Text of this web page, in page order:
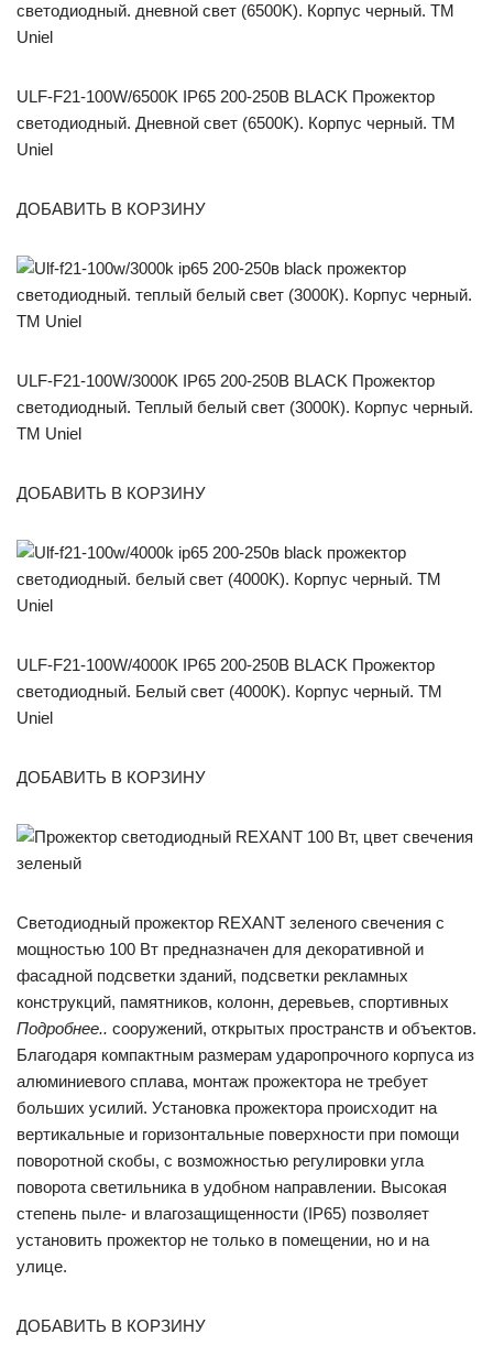
ULF-F21-100W/6500K IP65 200-250В BLACK Прожектор
светодиодный. Дневной свет (6500K). Корпус черный. TM
Uniel
ДОБАВИТЬ В КОРЗИНУ
ULF-F21-100W/3000K IP65 200-250В BLACK Прожектор
светодиодный. Теплый белый свет (3000К). Корпус черный.
TM Uniel
ДОБАВИТЬ В КОРЗИНУ
ULF-F21-100W/4000K IP65 200-250В BLACK Прожектор
светодиодный. Белый свет (4000K). Корпус черный. TM
Uniel
ДОБАВИТЬ В КОРЗИНУ
Светодиодный прожектор REXANT зеленого свечения с
мощностью 100 Вт предназначен для декоративной и
фасадной подсветки зданий, подсветки рекламных
конструкций, памятников, колонн, деревьев, спортивных
Подробнее.. сооружений, открытых пространств и объектов.
Благодаря компактным размерам ударопрочного корпуса из
алюминиевого сплава, монтаж прожектора не требует
больших усилий. Установка прожектора происходит на
вертикальные и горизонтальные поверхности при помощи
поворотной скобы, с возможностью регулировки угла
поворота светильника в удобном направлении. Высокая
степень пыле- и влагозащищенности (IP65) позволяет
установить прожектор не только в помещении, но и на
улице.
ДОБАВИТЬ В КОРЗИНУ